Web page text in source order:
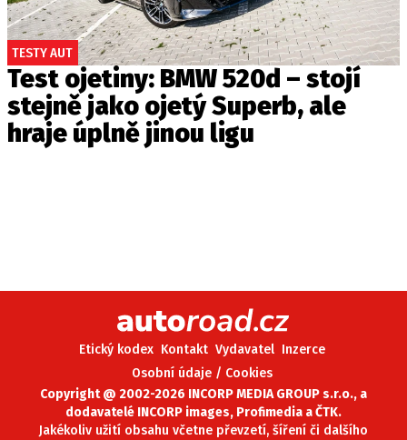
TESTY AUT
Test ojetiny: BMW 520d – stojí
stejně jako ojetý Superb, ale
hraje úplně jinou ligu
Etický kodex Kontakt Vydavatel Inzerce
Osobní údaje / Cookies
Copyright @ 2002-2026 INCORP MEDIA GROUP s.r.o., a
dodavatelé INCORP images, Profimedia a ČTK.
Jakékoliv užití obsahu včetne převzetí, šíření či dalšího